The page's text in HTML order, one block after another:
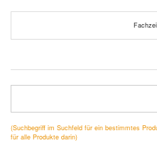
(Suchbegriff im Suchfeld für ein bestimmtes
für alle Produkte darin)